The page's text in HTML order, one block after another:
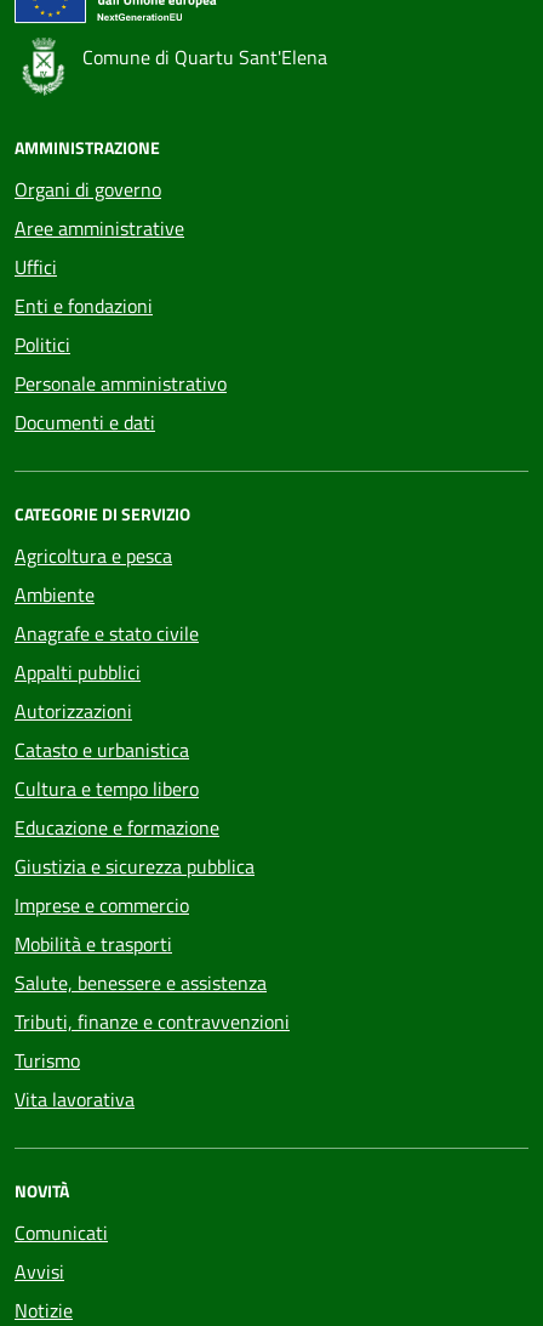
Comune di Quartu Sant'Elena
AMMINISTRAZIONE
Organi di governo
Aree amministrative
Uffici
Enti e fondazioni
Politici
Personale amministrativo
Documenti e dati
CATEGORIE DI SERVIZIO
Agricoltura e pesca
Ambiente
Anagrafe e stato civile
Appalti pubblici
Autorizzazioni
Catasto e urbanistica
Cultura e tempo libero
Educazione e formazione
Giustizia e sicurezza pubblica
Imprese e commercio
Mobilità e trasporti
Salute, benessere e assistenza
Tributi, finanze e contravvenzioni
Turismo
Vita lavorativa
NOVITÀ
Comunicati
Avvisi
Notizie